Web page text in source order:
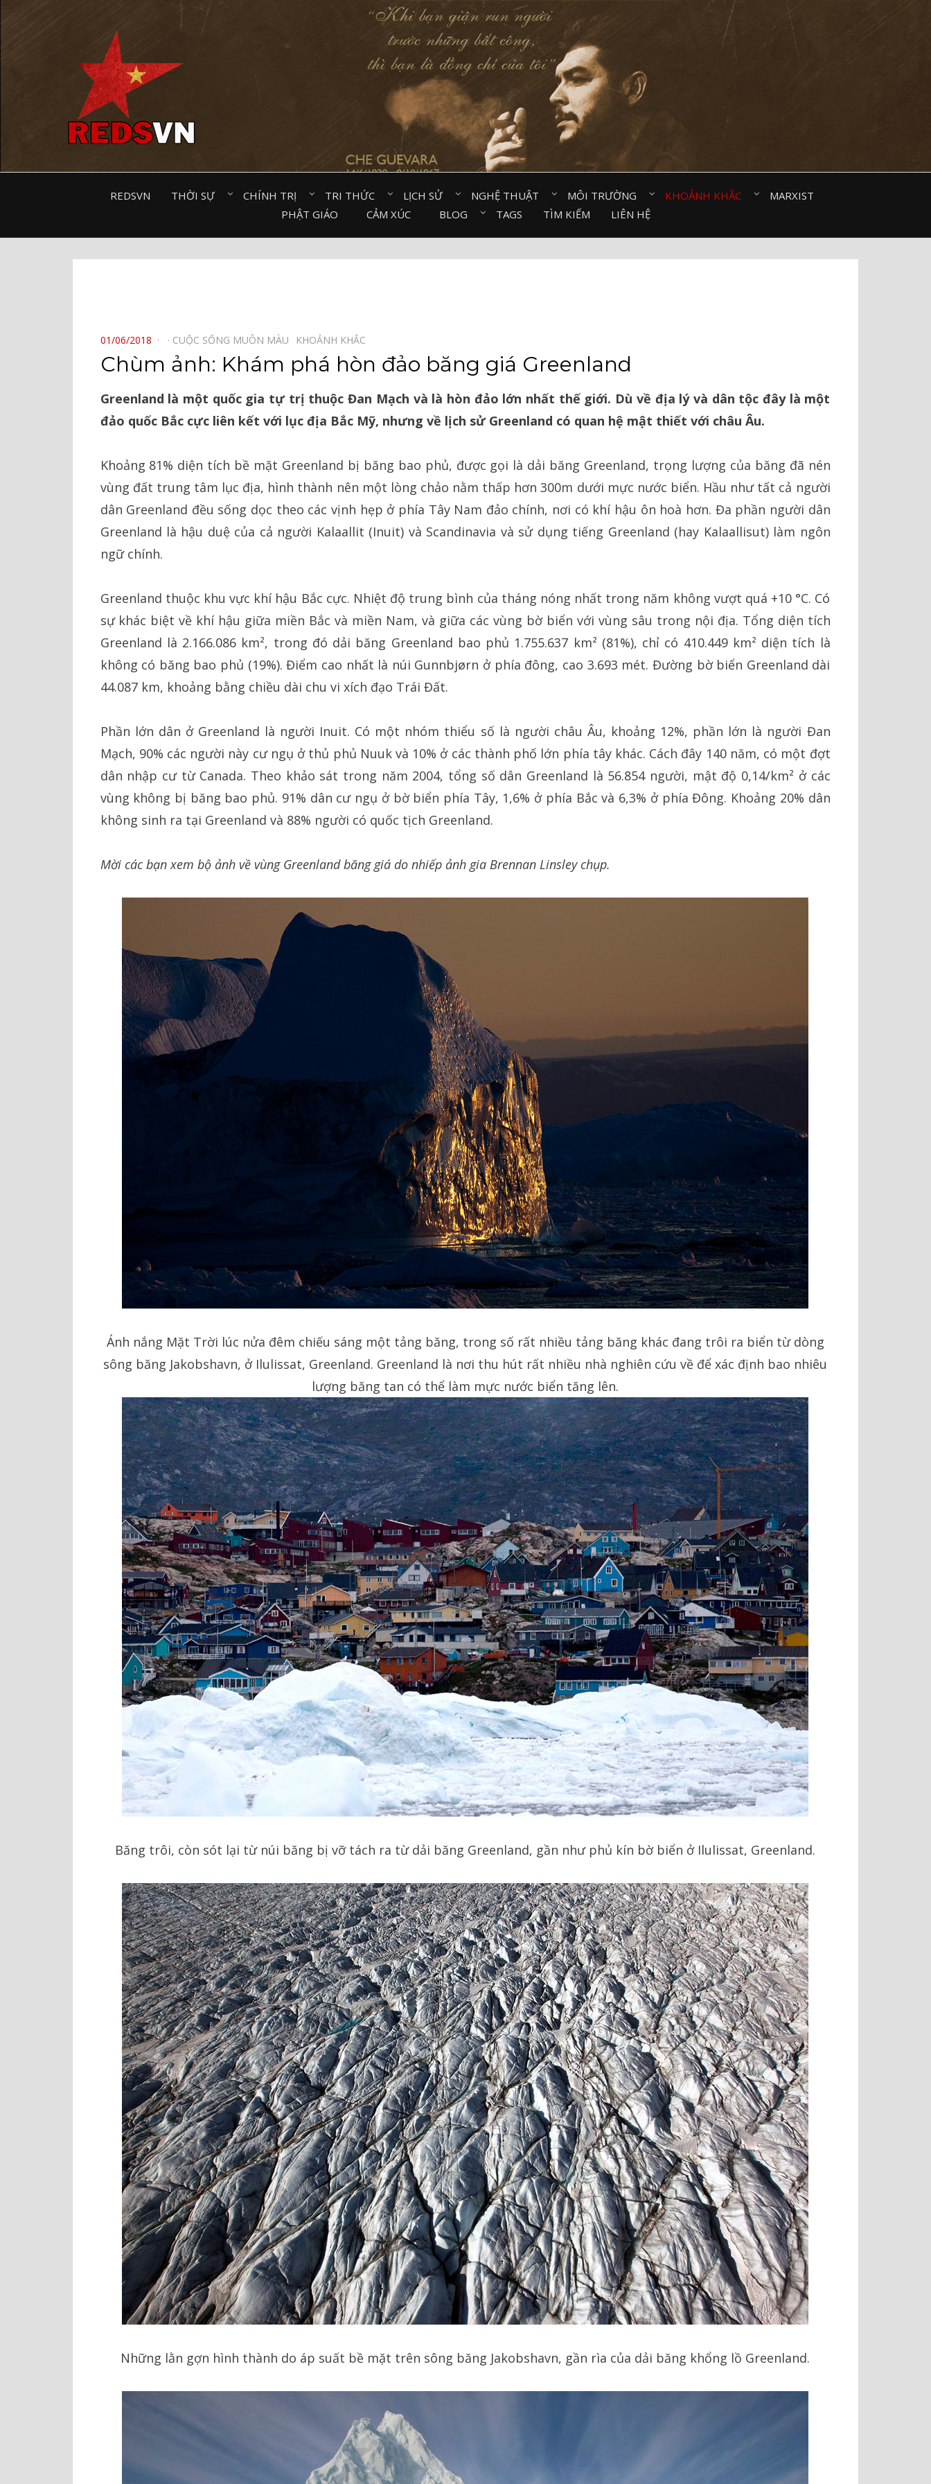
REDSVN THỜI SỰ⠀ CHÍNH TRỊ⠀ TRI THỨC⠀ LỊCH SỬ⠀ NGHỆ THUẬT⠀ MÔI TRƯỜNG⠀ KHOẢNH KHẮC⠀
MARXIST⠀
PHẬT GIÁO⠀
CẢM XÚC⠀ BLOG⠀ TAGS TÌM KIẾM LIÊN HỆ
POSTED
ON
01/06/2018 CUỘC SỐNG MUÔN MÀU⠀ KHOẢNH KHẮC⠀
Chùm ảnh: Khám phá hòn đảo băng giá Greenland
Greenland là một quốc gia tự trị thuộc Đan Mạch và là hòn đảo lớn nhất thế giới. Dù về địa lý và dân tộc đây là một
đảo quốc Bắc cực liên kết với lục địa Bắc Mỹ, nhưng về lịch sử Greenland có quan hệ mật thiết với châu Âu.
Khoảng 81% diện tích bề mặt Greenland bị băng bao phủ, được gọi là dải băng Greenland, trọng lượng của băng đã nén
vùng đất trung tâm lục địa, hình thành nên một lòng chảo nằm thấp hơn 300m dưới mực nước biển. Hầu như tất cả người
dân Greenland đều sống dọc theo các vịnh hẹp ở phía Tây Nam đảo chính, nơi có khí hậu ôn hoà hơn. Đa phần người dân
Greenland là hậu duệ của cả người Kalaallit (Inuit) và Scandinavia và sử dụng tiếng Greenland (hay Kalaallisut) làm ngôn
ngữ chính.
Greenland thuộc khu vực khí hậu Bắc cực. Nhiệt độ trung bình của tháng nóng nhất trong năm không vượt quá +10 °C. Có
sự khác biệt về khí hậu giữa miền Bắc và miền Nam, và giữa các vùng bờ biển với vùng sâu trong nội địa. Tổng diện tích
Greenland là 2.166.086 km², trong đó dải băng Greenland bao phủ 1.755.637 km² (81%), chỉ có 410.449 km² diện tích là
không có băng bao phủ (19%). Điểm cao nhất là núi Gunnbjørn ở phía đông, cao 3.693 mét. Đường bờ biển Greenland dài
44.087 km, khoảng bằng chiều dài chu vi xích đạo Trái Đất.
Phần lớn dân ở Greenland là người Inuit. Có một nhóm thiểu số là người châu Âu, khoảng 12%, phần lớn là người Đan
Mạch, 90% các người này cư ngụ ở thủ phủ Nuuk và 10% ở các thành phố lớn phía tây khác. Cách đây 140 năm, có một đợt
dân nhập cư từ Canada. Theo khảo sát trong năm 2004, tổng số dân Greenland là 56.854 người, mật độ 0,14/km² ở các
vùng không bị băng bao phủ. 91% dân cư ngụ ở bờ biển phía Tây, 1,6% ở phía Bắc và 6,3% ở phía Đông. Khoảng 20% dân
không sinh ra tại Greenland và 88% người có quốc tịch Greenland.
Mời các bạn xem bộ ảnh về vùng Greenland băng giá do nhiếp ảnh gia Brennan Linsley chụp.
Ánh nắng Mặt Trời lúc nửa đêm chiếu sáng một tảng băng, trong số rất nhiều tảng băng khác đang trôi ra biển từ dòng
sông băng Jakobshavn, ở Ilulissat, Greenland. Greenland là nơi thu hút rất nhiều nhà nghiên cứu về để xác định bao nhiêu
lượng băng tan có thể làm mực nước biển tăng lên.
Băng trôi, còn sót lại từ núi băng bị vỡ tách ra từ dải băng Greenland, gần như phủ kín bờ biển ở Ilulissat, Greenland.
Những lằn gợn hình thành do áp suất bề mặt trên sông băng Jakobshavn, gần rìa của dải băng khổng lồ Greenland.